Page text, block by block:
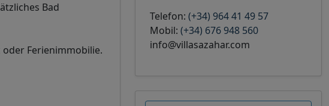
Bad
Ferienimmobilie.
Telefon: (+34) 964 41 49 57
Mobil: (+34) 676 948 560
info@villasazahar.com